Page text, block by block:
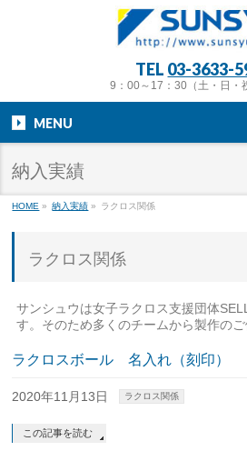
TEL 03-3633-
9：00～17：30（土・日・
MENU
納入実績
HOME » 納入実績 » ラクロス関係
ラクロス関係
サンシュウは女子ラクロス支援団体
す。そのため多くのチームから製作のご
ラクロスボール 名入れ（刻印）
2020年11月13日 ラクロス関係
この記事を読む